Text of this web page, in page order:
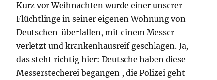
Kurz vor Weihnachten wurde einer unserer
Flüchtlinge in seiner eigenen Wohnung von
Deutschen überfallen, mit einem Messer
verletzt und krankenhausreif geschlagen. Ja,
das steht richtig hier: Deutsche haben diese
Messerstecherei begangen , die Polizei geht